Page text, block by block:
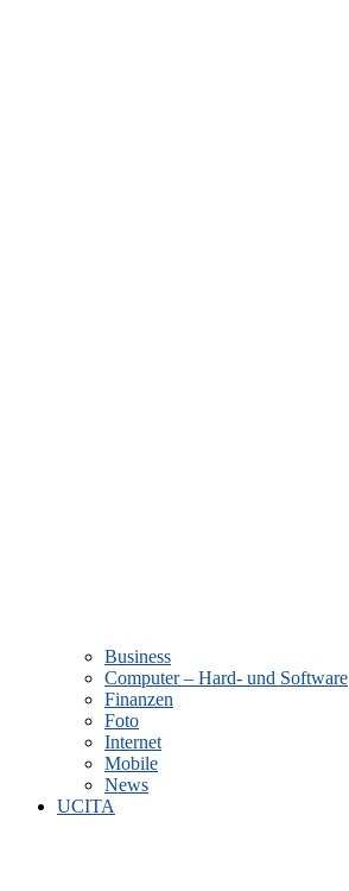
Business
Computer – Hard- und Software
Finanzen
Foto
Internet
Mobile
News
UCITA